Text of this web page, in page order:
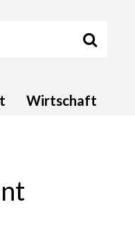
Suche
Wirtschaft